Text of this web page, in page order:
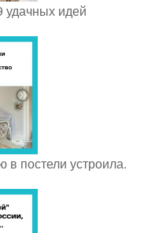
удачных идей
в постели устроила.